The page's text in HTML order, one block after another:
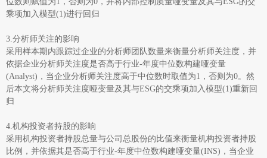
乘项加入模型(1)进行回归
3.分析师关注的影响
采用样本期内跟踪过企业的分析师团队数量来衡量分析师关注度，并
依据企业分析师关注度是否高于行业-年度中位数构建哑变量
(Analyst)，当企业分析师关注度高于中位数时取值为1，否则为0。然
后本文将分析师关注度哑变量及其与ESG的交乘项加入模型(1)重新回
归
4.机构投资者持股的影响
采用机构投资者持股总量与公司总股份的比值来衡量机构投资者持股
比例，并依据其是否高于行业-年度中位数构建哑变量(INS)，当企业